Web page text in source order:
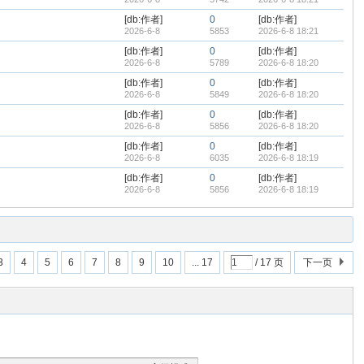
[db:作者]
2026-6-8
0
5853
[db:作者]
2026-6-8 18:21
[db:作者]
2026-6-8
0
5789
[db:作者]
2026-6-8 18:20
[db:作者]
2026-6-8
0
5849
[db:作者]
2026-6-8 18:20
[db:作者]
2026-6-8
0
5856
[db:作者]
2026-6-8 18:20
[db:作者]
2026-6-8
0
6035
[db:作者]
2026-6-8 18:19
[db:作者]
2026-6-8
0
5856
[db:作者]
2026-6-8 18:19
4 5 6 7 8 9 10 ... 17 / 17 页 下一页